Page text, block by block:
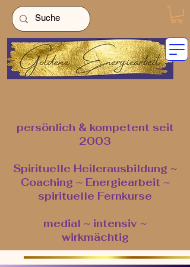
persönlich & kompetent seit
2003
Spirituelle Heilerausbildung ~
Coaching ~ Energiearbeit ~
spirituelle Fernkurse
medial ~ intensiv ~
wirkmächtig